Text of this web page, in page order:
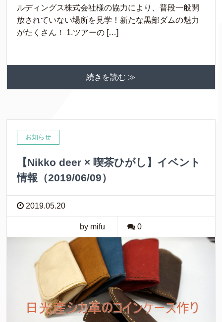
ルディングス株式会社様の協力により、普段一般開
放されていない場所を見学！新たな黒部ダムの魅力
がたくさん！ 1.ツアーの […]
続きを読む ≫
お知らせ
【Nikko deer × 喫茶ひがし】イベント
情報（2019/06/09）
2019.05.20
by mifu 0